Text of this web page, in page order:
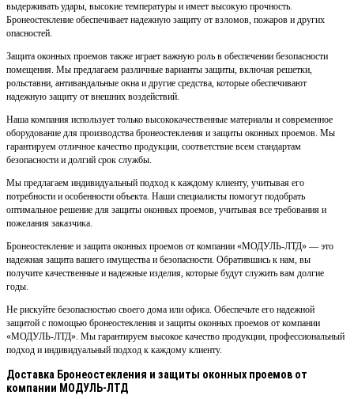
выдерживать удары, высокие температуры и имеет высокую прочность.
Бронеостекление обеспечивает надежную защиту от взломов, пожаров и других
опасностей.
Защита оконных проемов также играет важную роль в обеспечении безопасности
помещения. Мы предлагаем различные варианты защиты, включая решетки,
рольставни, антивандальные окна и другие средства, которые обеспечивают
надежную защиту от внешних воздействий.
Наша компания использует только высококачественные материалы и современное
оборудование для производства бронеостекления и защиты оконных проемов. Мы
гарантируем отличное качество продукции, соответствие всем стандартам
безопасности и долгий срок службы.
Мы предлагаем индивидуальный подход к каждому клиенту, учитывая его
потребности и особенности объекта. Наши специалисты помогут подобрать
оптимальное решение для защиты оконных проемов, учитывая все требования и
пожелания заказчика.
Бронеостекление и защита оконных проемов от компании «МОДУЛЬ-ЛТД» — это
надежная защита вашего имущества и безопасности. Обратившись к нам, вы
получите качественные и надежные изделия, которые будут служить вам долгие
годы.
Не рискуйте безопасностью своего дома или офиса. Обеспечьте его надежной
защитой с помощью бронеостекления и защиты оконных проемов от компании
«МОДУЛЬ-ЛТД». Мы гарантируем высокое качество продукции, профессиональный
подход и индивидуальный подход к каждому клиенту.
Доставка Бронеостекления и защиты оконных проемов от
компании МОДУЛЬ-ЛТД